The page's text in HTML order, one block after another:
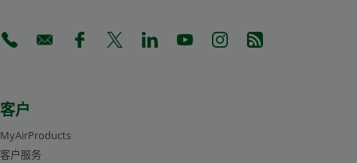
(Opens in a new tab)
(Opens in a new tab)
(Opens in a new tab)
(Opens in a new tab)
(Opens in a new tab)
(Opens in a new tab)
(Opens in a new tab)
(Opens in a new
客户
MyAirProducts
客户服务